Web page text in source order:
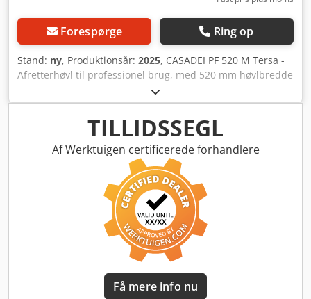
Forespørge Ring op
Stand: ny, Produktionsår: 2025, CASADEI PF 520 M Tersa -
Afretterhøvl til professionel brug, med 520 mm høvlbredde
og motoriseret indstilling af afretterbordet Stort
dimensionerede afretterborde i gråjern, hærdet og
udglødet Robust stålkonstruktion med
gråjernskomponenter for præcision og lang levetid Solid
afretteranslag, let at justere med generøs støtteflade Stor
afretteranslag, kan vinkles 90° til 45° Crodpfxjb D Sbls
Aqgef Vinkelindstillingen på anslaget kan nemt aflæses fra
arbejdspladsen Standardudstyr inkluderer hjælpeaksel
Stor firknivsaksels, præcisionslejet Støjsvag drift takket
være præcisionsenhed og tung støbejernskonstruktion
Kraftfuld 7,0 kW (S6) motor Højeste brugerbeskyttelse ved
enkel betjening Standardtilbehør: PF 520 M Tersa Vridbar
hjælpeaksel TX-Matic høvlakselbeskyttelse Forstærket
hovedmotor 7,0 kW Tekniske data Samlet længde på
afretterborde: 2960 mm Høvlbredde: 520 mm Mål på
TILLIDSSEGL
Af Werktuigen certificerede forhandlere
Få mere info nu